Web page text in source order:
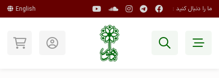
ما را دنبال کنید : English